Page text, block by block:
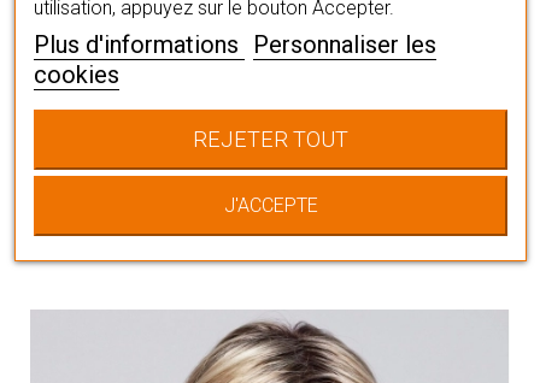
Vous pourriez
aussi aimer
utilisation, appuyez sur le bouton Accepter.
Plus d'informations
Personnaliser les
cookies
REJETER TOUT
J'ACCEPTE